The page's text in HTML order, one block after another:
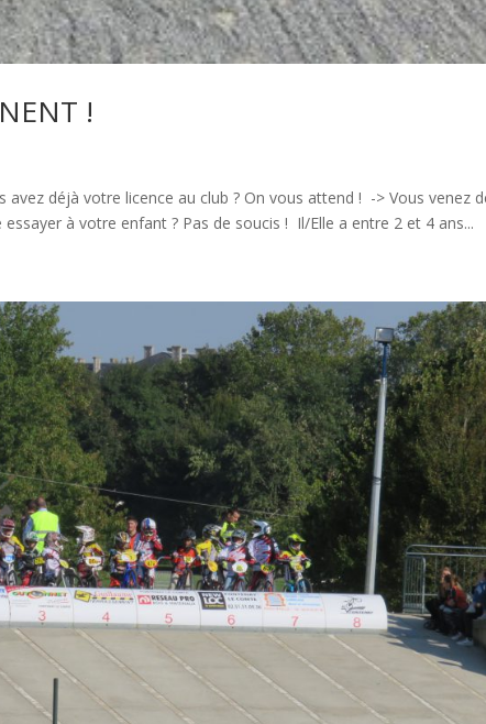
!
déjà votre licence au club ? On vous attend ! -> Vous venez
à votre enfant ? Pas de soucis ! Il/Elle a entre 2 et 4 ans...